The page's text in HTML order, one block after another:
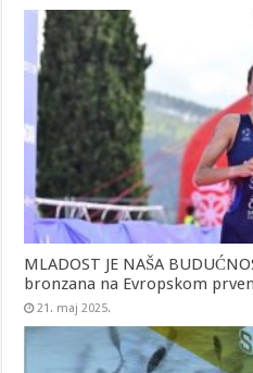
MLADOST JE NAŠA
bronzana na Evropskom
21. maj 2025.